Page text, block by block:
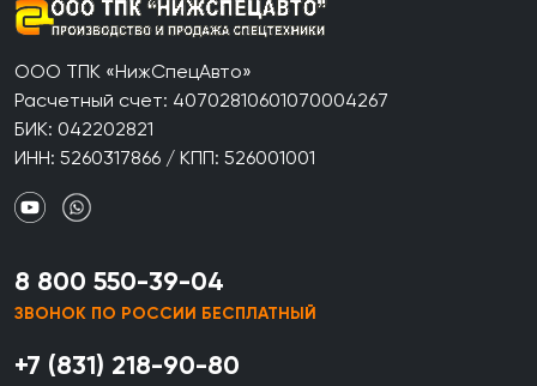
ООО ТПК «НижСпецАвто»
Расчетный счет: 40702810601070004267
БИК: 042202821
ИНН: 5260317866 / КПП: 526001001
8 800 550-39-04
ЗВОНОК ПО РОССИИ БЕСПЛАТНЫЙ
+7 (831) 218-90-80